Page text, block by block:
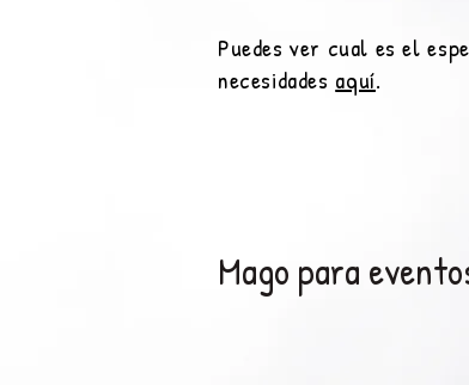
Puedes ver cual es el
necesidades aquí.
Mago para